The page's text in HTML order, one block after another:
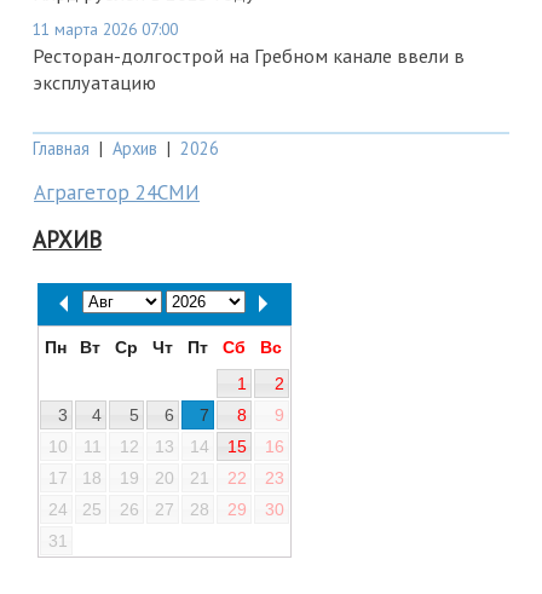
11 марта 2026 07:00
Ресторан-долгострой на Гребном канале ввели в
эксплуатацию
Главная | Архив | 2026
Аграгетор 24СМИ
АРХИВ
Пн Вт Ср Чт Пт Сб
Вс
1
2
3
4 5 6 7 8
9
10
11 12 13 14 15
16
17
18 19 20 21 22
23
24
25 26 27 28 29
30
31